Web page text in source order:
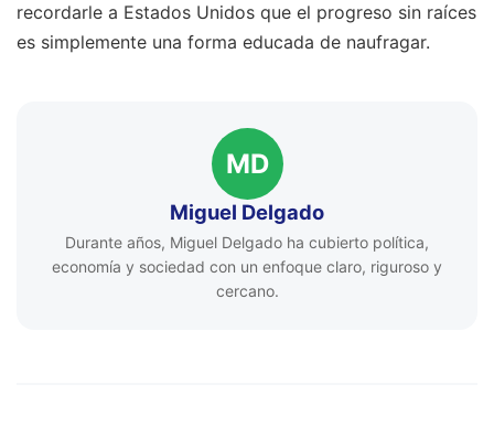
recordarle a Estados Unidos que el progreso sin raíces
es simplemente una forma educada de naufragar.
MD
Miguel Delgado
Durante años, Miguel Delgado ha cubierto política,
economía y sociedad con un enfoque claro, riguroso y
cercano.